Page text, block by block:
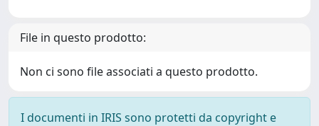
File in questo prodotto:
Non ci sono file associati a questo prodotto.
I documenti in IRIS sono protetti da copyright e